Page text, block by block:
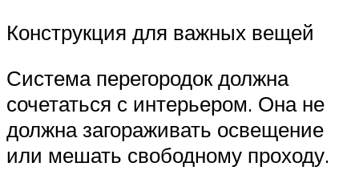
Конструкция для важных вещей
Система перегородок должна
сочетаться с интерьером. Она не
должна загораживать освещение
или мешать свободному проходу.